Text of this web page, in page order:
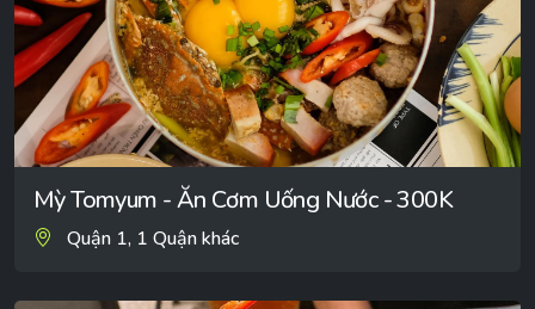
Mỳ Tomyum - Ăn Cơm Uống Nước - 300K
Quận 1, 1 Quận khác